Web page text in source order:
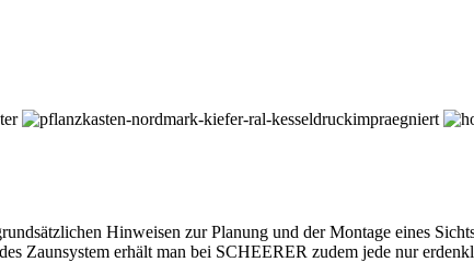
Hinweisen zur Planung und der Montage eines
Zaunsystem erhält man bei SCHEERER zudem jede nur